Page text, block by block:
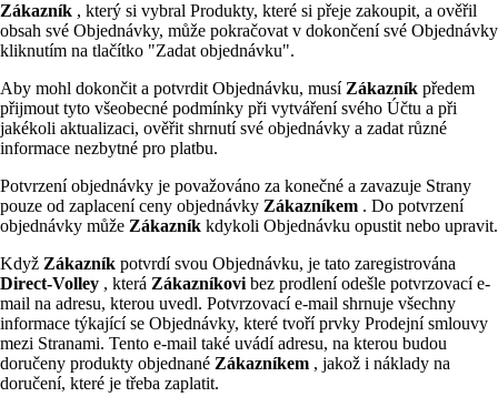
Zákazník , který si vybral Produkty, které si přeje zakoupit, a ověřil
obsah své Objednávky, může pokračovat v dokončení své Objednávky
kliknutím na tlačítko "Zadat objednávku".
Aby mohl dokončit a potvrdit Objednávku, musí Zákazník předem
přijmout tyto všeobecné podmínky při vytváření svého Účtu a při
jakékoli aktualizaci, ověřit shrnutí své objednávky a zadat různé
informace nezbytné pro platbu.
Potvrzení objednávky je považováno za konečné a zavazuje Strany
pouze od zaplacení ceny objednávky Zákazníkem . Do potvrzení
objednávky může Zákazník kdykoli Objednávku opustit nebo upravit.
Když Zákazník potvrdí svou Objednávku, je tato zaregistrována
Direct-Volley , která Zákazníkovibez prodlení odešle potvrzovací e-
mail na adresu, kterou uvedl. Potvrzovací e-mail shrnuje všechny
informace týkající se Objednávky, které tvoří prvky Prodejní smlouvy
mezi Stranami. Tento e-mail také uvádí adresu, na kterou budou
doručeny produkty objednané Zákazníkem , jakož i náklady na
doručení, které je třeba zaplatit.